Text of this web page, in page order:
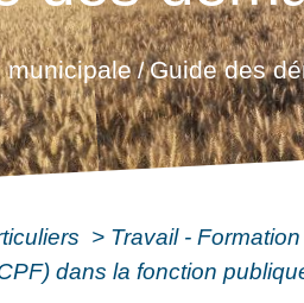
municipale/Guide des
> Travail - Formation
dans la fonction